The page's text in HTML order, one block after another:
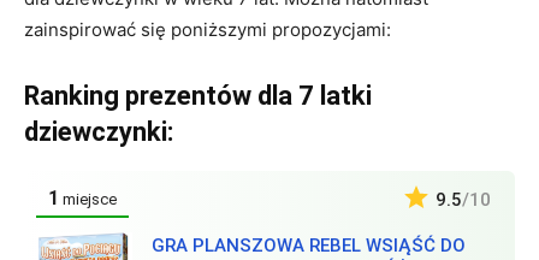
zainspirować się poniższymi propozycjami:
Ranking prezentów dla 7 latki
dziewczynki:
1 miejsce
GRA PLANSZOWA REBEL WSIĄŚĆ DO
9.5/10